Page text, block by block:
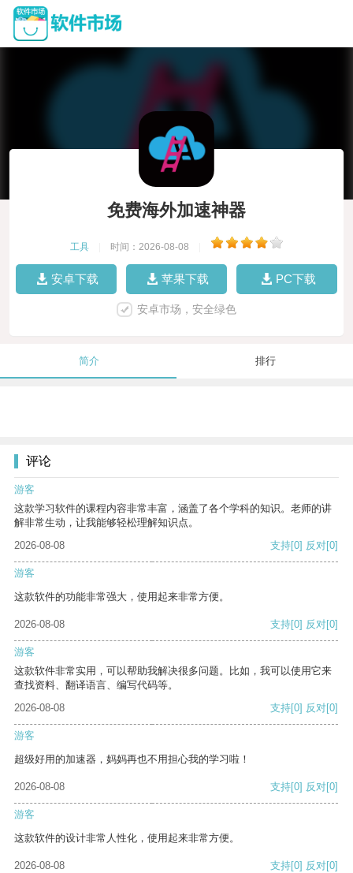
免费海外加速神器
工具 时间：2026-08-08
安卓下载 苹果下载 PC下载
安卓市场，安全绿色
简介 排行
评论
游客
这款学习软件的课程内容非常丰富，涵盖了各个学科的知识。老师的讲
解非常生动，让我能够轻松理解知识点。
2026-08-08
支持[0] 反对[0]
游客
这款软件的功能非常强大，使用起来非常方便。
2026-08-08 支持[0] 反对[0]
游客
这款软件非常实用，可以帮助我解决很多问题。比如，我可以使用它来
查找资料、翻译语言、编写代码等。
2026-08-08
支持[0] 反对[0]
游客
超级好用的加速器，妈妈再也不用担心我的学习啦！
2026-08-08 支持[0] 反对[0]
游客
这款软件的设计非常人性化，使用起来非常方便。
2026-08-08 支持[0] 反对[0]